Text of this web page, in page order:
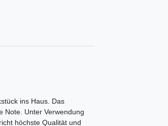
ins Haus. Das
Note. Unter Verwendung
höchste Qualität und